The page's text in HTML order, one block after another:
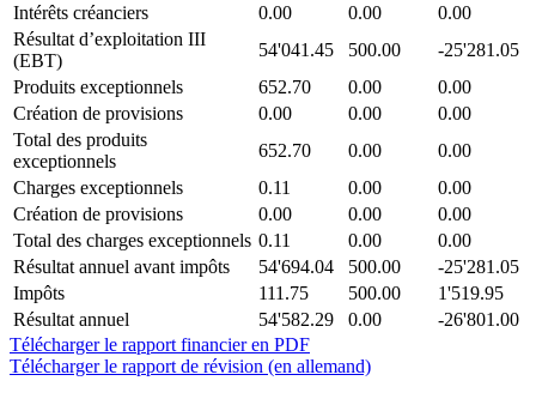
Intérêts créanciers
0.00 0.00
0.00
Résultat d’exploitation III
(EBT)
54'041.45 500.00
-25'281.05
Produits exceptionnels
652.70 0.00
0.00
Création de provisions
0.00 0.00
0.00
Total des produits
exceptionnels
652.70 0.00
0.00
Charges exceptionnels
0.11 0.00
0.00
Création de provisions
0.00 0.00
0.00
Total des charges exceptionnels 0.11 0.00
0.00
Résultat annuel avant impôts
54'694.04 500.00
-25'281.05
Impôts
111.75 500.00
1'519.95
Résultat annuel
54'582.29 0.00
-26'801.00
Télécharger le rapport financier en PDF
Télécharger le rapport de révision (en allemand)